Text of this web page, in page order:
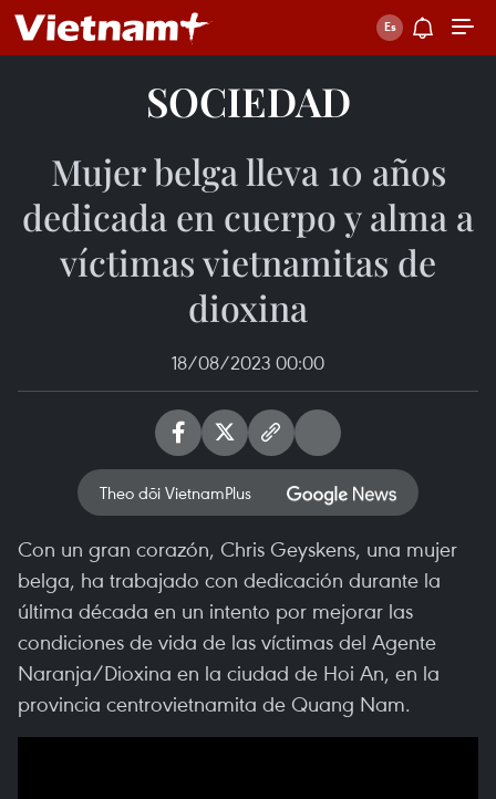
SOCIEDAD
Mujer belga lleva 10 años
dedicada en cuerpo y alma a
víctimas vietnamitas de
dioxina
18/08/2023 00:00
Theo dõi VietnamPlus
Con un gran corazón, Chris Geyskens, una mujer
belga, ha trabajado con dedicación durante la
última década en un intento por mejorar las
condiciones de vida de las víctimas del Agente
Naranja/Dioxina en la ciudad de Hoi An, en la
provincia centrovietnamita de Quang Nam.